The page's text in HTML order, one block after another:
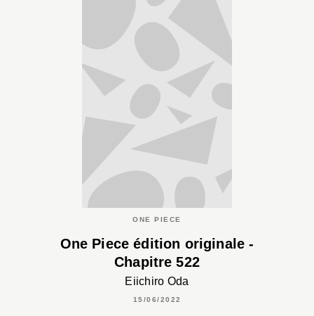
ONE PIECE
One Piece édition originale -
Chapitre 522
Eiichiro Oda
15/06/2022